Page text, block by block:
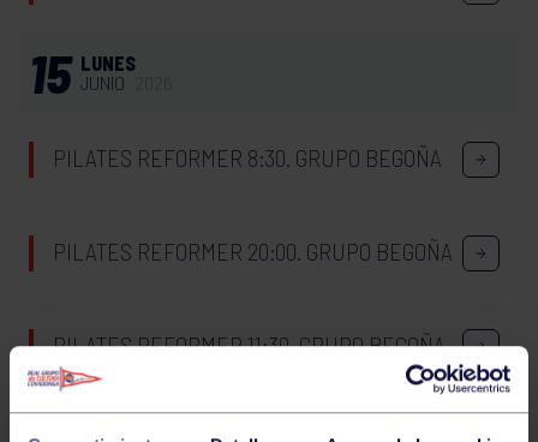
15 LUNES
JUNIO
PILATES REFORMER 8:30. GRUPO BEGOÑA
PILATES REFORMER 20:00. GRUPO BEGOÑA
PILATES REFORMER 11:30. GRUPO BEGOÑA